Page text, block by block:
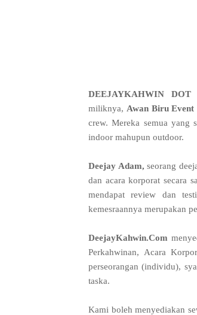
DEEJAYKAHWIN DOT
miliknya, Awan Biru Event
crew. Mereka semua yang
indoor mahupun outdoor.
Deejay Adam,seorang
dan acara korporat secara
mendapat review dan
kemesraannya merupakan
DeejayKahwin.Com
Perkahwinan, Acara
perseorangan (individu),
taska.
Kami boleh menyediakan